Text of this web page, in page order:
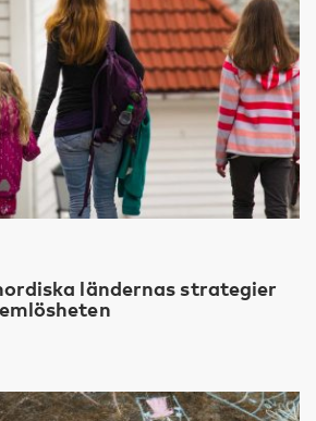
ländernas strategier